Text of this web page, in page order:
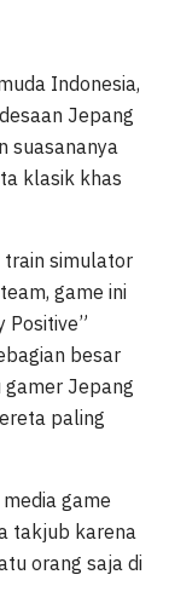
Indonesia,
Jepang
suasananya
klasik khas
train simulator
game ini
Positive”
besar
Jepang
paling
game
takjub karena
orang saja di